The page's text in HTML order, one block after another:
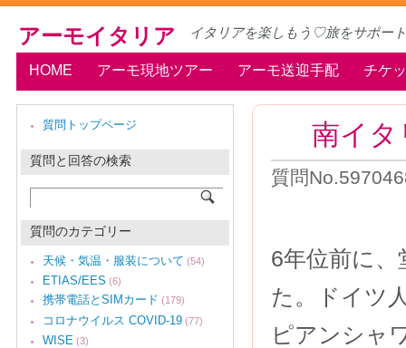
アーモイタリア イタリアを楽しもう♡旅をサポート
HOME アーモ現地ツアー アーモ送迎手配 チケ
南イ
質問
6年位前に
た。ドイツ
ピアンシャ
質問トップページ
質問と回答の検索
質問のカテゴリー
天候・気温・服装について (54)
ETIAS/EES (6)
携帯電話とSIMカード (179)
コロナウイルス COVID-19 (77)
WISE (3)